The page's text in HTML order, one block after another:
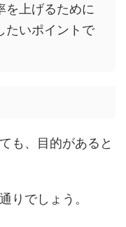
を上げるために
たいポイントで
も、目的があると
りでしょう。